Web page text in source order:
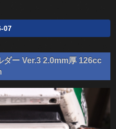
07
ダー Ver.3 2.0mm厚 126cc